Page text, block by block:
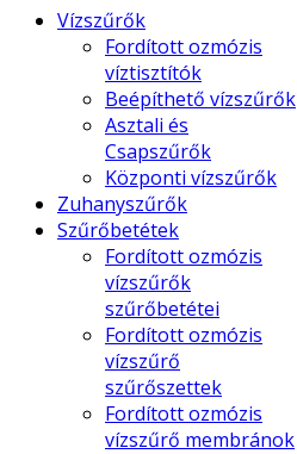
Vízszűrők
Fordított ozmózis
víztisztítók
Beépíthető vízszűrők
Asztali és
Csapszűrők
Központi vízszűrők
Zuhanyszűrők
Szűrőbetétek
Fordított ozmózis
vízszűrők
szűrőbetétei
Fordított ozmózis
vízszűrő
szűrőszettek
Fordított ozmózis
vízszűrő membránok